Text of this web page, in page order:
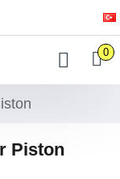
0
Piston